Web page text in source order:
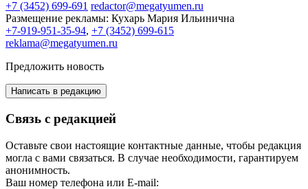
+7 (3452) 699-691 redactor@megatyumen.ru
Размещение рекламы: Кухарь Мария Ильинична
+7-919-951-35-94, +7 (3452) 699-615
reklama@megatyumen.ru
Предложить новость
Написать в редакцию
Связь с редакцией
Оставьте свои настоящие контактные данные, чтобы редакция
могла с вами связаться. В случае необходимости, гарантируем
анонимность.
Ваш номер телефона или E-mail: